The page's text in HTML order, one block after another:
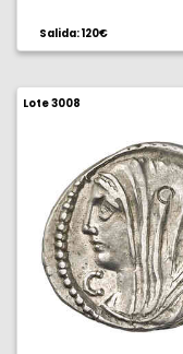
Salida: 120€
Lote 3008